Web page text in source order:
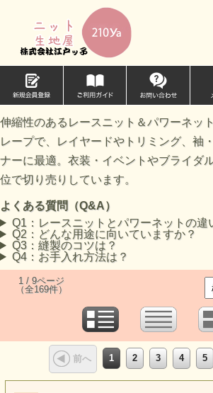
伸縮性のあるレースニット＆パワーネッ
レープで、レイヤードやトリミング、袖
ナーに最適。衣装・イベントやブライダ
位で切り売りしています。
よくある質問（Q&A）
Q1：レースニットとパワーネットの違
Q2：どんな用途に向いていますか？
Q3：縫製のコツは？
Q4：お手入れ方法は？
1 / 9ページ
（全169件）
前へ 1 2 3 4 5